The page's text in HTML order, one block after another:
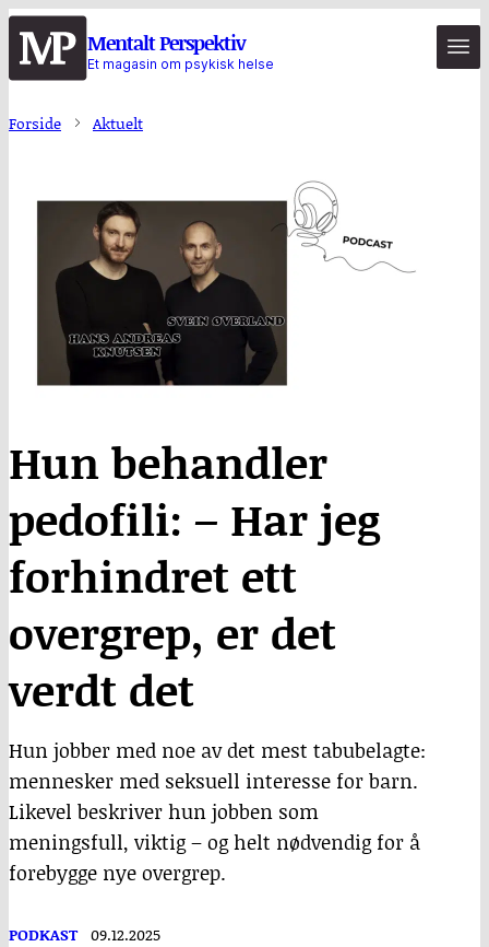
Hopp
til
hovedinnhold
Mentalt Perspektiv
Et magasin om psykisk helse
Forside Aktuelt
Hun behandler
pedofili: – Har jeg
forhindret ett
overgrep, er det
verdt det
Hun jobber med noe av det mest tabubelagte:
mennesker med seksuell interesse for barn.
Likevel beskriver hun jobben som
meningsfull, viktig – og helt nødvendig for å
forebygge nye overgrep.
PODKAST 09.12.2025